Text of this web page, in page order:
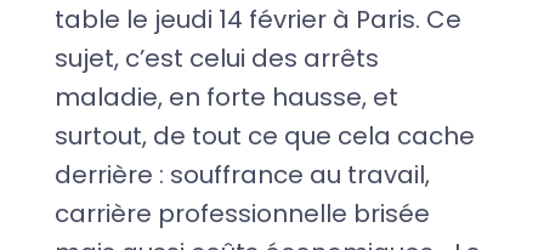
table le jeudi 14 février à Paris. Ce
sujet, c’est celui des arrêts
maladie, en forte hausse, et
surtout, de tout ce que cela cache
derrière : souffrance au travail,
carrière professionnelle brisée